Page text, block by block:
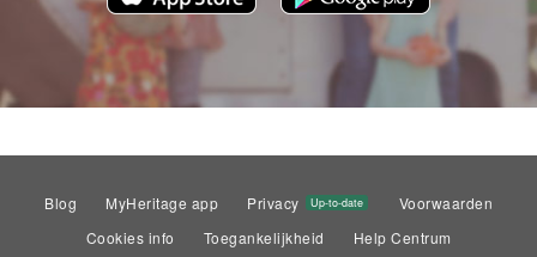
Blog MyHeritage app Privacy Up-to-date
Voorwaarden
Cookies info
Toegankelijkheid Help Centrum